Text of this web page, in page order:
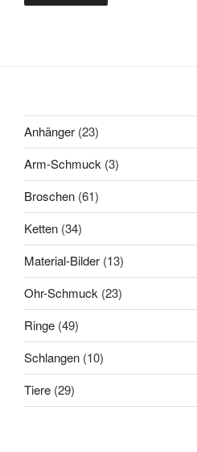
Anhänger 2323
Produkte
Arm-Schmuck 33
Produkte
Broschen 6161
Produkte
Ketten 3434
Produkte
Material-Bilder 1313
Produkte
Ohr-Schmuck 2323
Produkte
Ringe 4949
Produkte
Schlangen 1010
Produkte
Tiere 2929
Produkte